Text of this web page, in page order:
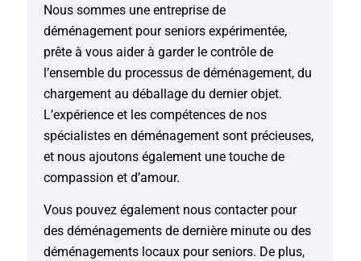
Nous sommes une entreprise de
déménagement pour seniors expérimentée,
prête à vous aider à garder le contrôle de
l’ensemble du processus de déménagement, du
chargement au déballage du dernier objet.
L’expérience et les compétences de nos
spécialistes en déménagement sont précieuses,
et nous ajoutons également une touche de
compassion et d’amour.
Vous pouvez également nous contacter pour
des déménagements de dernière minute ou des
déménagements locaux pour seniors. De plus,